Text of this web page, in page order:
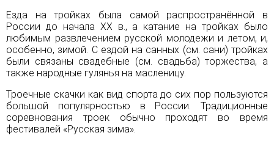
Езда на тройках была самой распространённой в
России до начала XX в., а катание на тройках было
любимым развлечением русской молодежи и летом, и,
особенно, зимой. С ездой на санных (см. сани) тройках
были связаны свадебные (см. свадьба) торжества, а
также народные гулянья на масленицу.
Троечные скачки как вид спорта до сих пор пользуются
большой популярностью в России. Традиционные
соревнования троек обычно проходят во время
фестивалей «Русская зима».